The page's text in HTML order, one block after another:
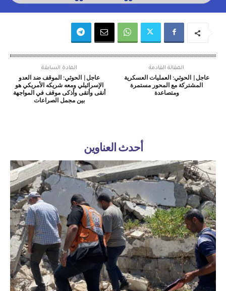
المادة السابقة
عاجل| الحوثي: الموقف ضد العدو
الإسرائيلي ومعه شريكه الأمريكي هو
أنقى وأتقى وأذكى موقف في المواجهة
بين مجمل الصراعات
المقالة القادمة
عاجل| الحوثي: العمليات العسكرية
المشتركة مع المحور مستمرة
ومتصاعدة
أحدث العناوين